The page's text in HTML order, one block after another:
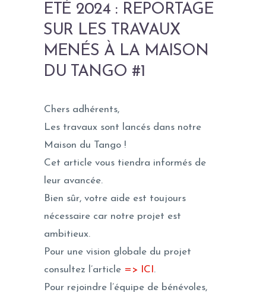
ETÉ 2024 : REPORTAGE
SUR LES TRAVAUX
MENÉS À LA MAISON
DU TANGO #1
Chers adhérents,
Les travaux sont lancés dans notre
Maison du Tango !
Cet article vous tiendra informés de
leur avancée.
Bien sûr, votre aide est toujours
nécessaire car notre projet est
ambitieux.
Pour une vision globale du projet
consultez l’article => ICI .
Pour rejoindre l’équipe de bénévoles,